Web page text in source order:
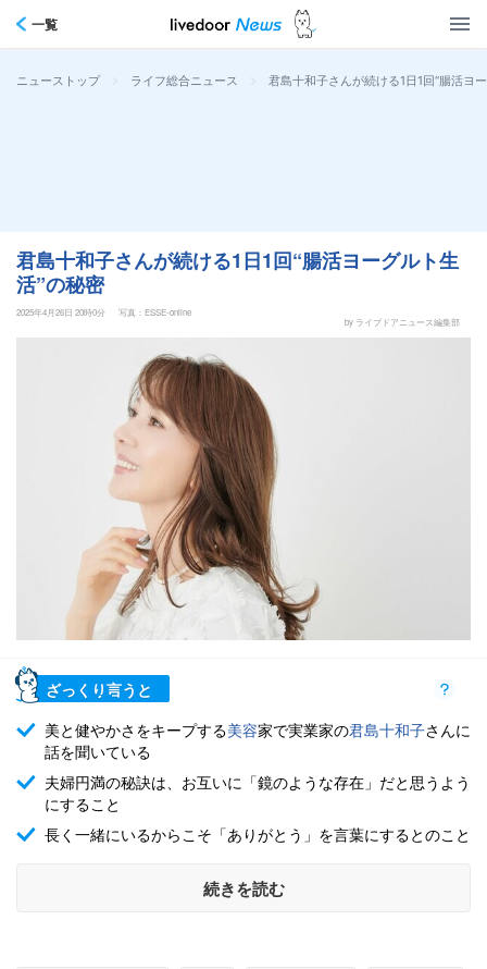
一覧
ニューストップ > ライフ総合ニュース > 君島十和子さんが続ける1日1回“腸活ヨ
君島十和子さんが続ける1日1回“腸活ヨーグルト生
活”の秘密
2025年4月26日 20時0分
写真：ESSE-online
by ライブドアニュース編集部
ざっくり言うと
美と健やかさをキープする美容家で実業家の君島十和子さんに
話を聞いている
夫婦円満の秘訣は、お互いに「鏡のような存在」だと思うよう
にすること
長く一緒にいるからこそ「ありがとう」を言葉にするとのこと
続きを読む